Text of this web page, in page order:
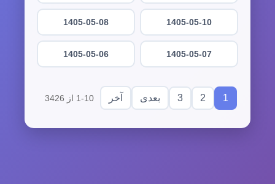
1405-05-10
1405-05-08
1405-05-07
1405-05-06
1
2
3 بعدی آخر 1-10 از 3426